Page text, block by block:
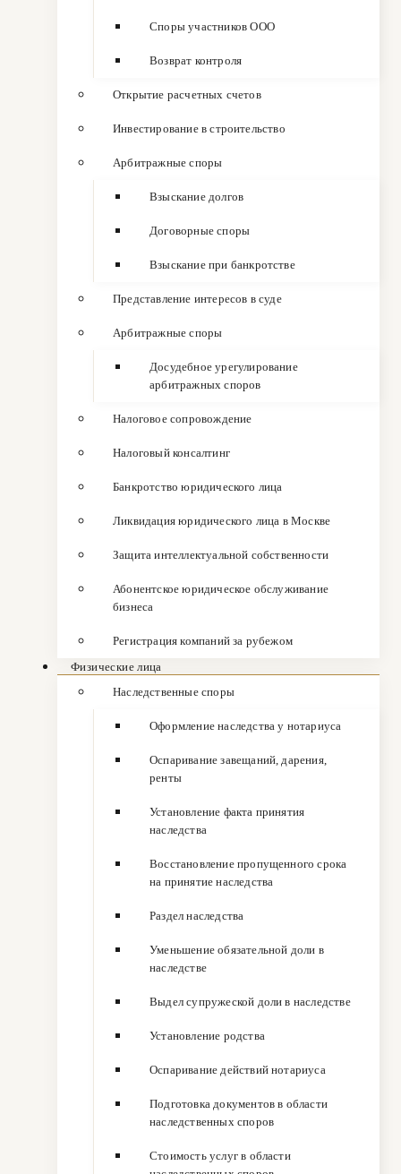
Споры участников ООО
Возврат контроля
Открытие расчетных счетов
Инвестирование в строительство
Арбитражные споры
Взыскание долгов
Договорные споры
Взыскание при банкротстве
Представление интересов в суде
Арбитражные споры
Досудебное урегулирование
арбитражных споров
Налоговое сопровождение
Налоговый консалтинг
Банкротство юридического лица
Ликвидация юридического лица в Москве
Защита интеллектуальной собственности
Абонентское юридическое обслуживание
бизнеса
Регистрация компаний за рубежом
Физические лица
Наследственные споры
Оформление наследства у нотариуса
Оспаривание завещаний, дарения,
ренты
Установление факта принятия
наследства
Восстановление пропущенного срока
на принятие наследства
Раздел наследства
Уменьшение обязательной доли в
наследстве
Выдел супружеской доли в наследстве
Установление родства
Оспаривание действий нотариуса
Подготовка документов в области
наследственных споров
Стоимость услуг в области